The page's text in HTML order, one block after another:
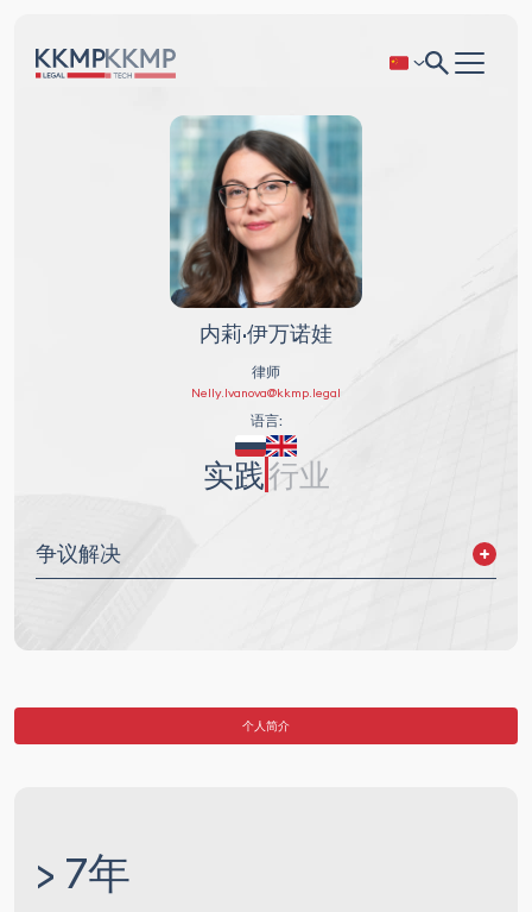
内莉·伊万诺娃
律师
Nelly.Ivanova@kkmp.legal
语言:
实践行业
争议解决
个人简介
> 7年